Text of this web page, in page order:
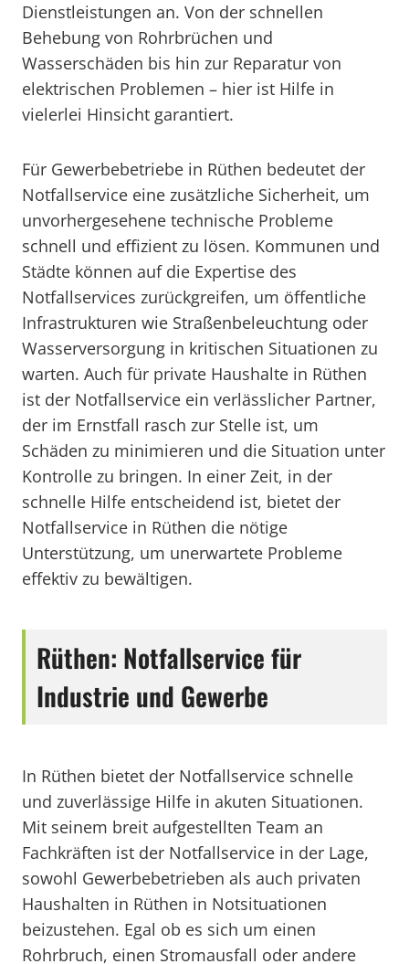
Dienstleistungen an. Von der schnellen
Behebung von Rohrbrüchen und
Wasserschäden bis hin zur Reparatur von
elektrischen Problemen – hier ist Hilfe in
vielerlei Hinsicht garantiert.
Für Gewerbebetriebe in Rüthen bedeutet der
Notfallservice eine zusätzliche Sicherheit, um
unvorhergesehene technische Probleme
schnell und effizient zu lösen. Kommunen und
Städte können auf die Expertise des
Notfallservices zurückgreifen, um öffentliche
Infrastrukturen wie Straßenbeleuchtung oder
Wasserversorgung in kritischen Situationen zu
warten. Auch für private Haushalte in Rüthen
ist der Notfallservice ein verlässlicher Partner,
der im Ernstfall rasch zur Stelle ist, um
Schäden zu minimieren und die Situation unter
Kontrolle zu bringen. In einer Zeit, in der
schnelle Hilfe entscheidend ist, bietet der
Notfallservice in Rüthen die nötige
Unterstützung, um unerwartete Probleme
effektiv zu bewältigen.
Rüthen: Notfallservice für
Industrie und Gewerbe
In Rüthen bietet der Notfallservice schnelle
und zuverlässige Hilfe in akuten Situationen.
Mit seinem breit aufgestellten Team an
Fachkräften ist der Notfallservice in der Lage,
sowohl Gewerbebetrieben als auch privaten
Haushalten in Rüthen in Notsituationen
beizustehen. Egal ob es sich um einen
Rohrbruch, einen Stromausfall oder andere